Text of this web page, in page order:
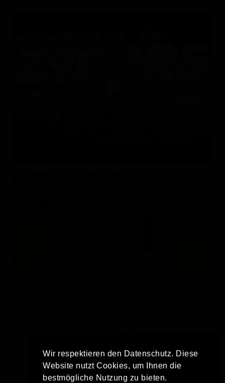
Wir respektieren den Datenschutz. Diese
Website nutzt Cookies, um Ihnen die
bestmögliche Nutzung zu bieten.